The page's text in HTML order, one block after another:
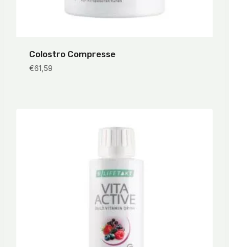
Colostro Compresse
€61,59